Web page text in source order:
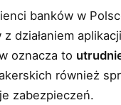
banków w
działaniem
oznacza to
również
zabezpieczeń.